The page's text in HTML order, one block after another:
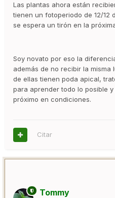
Las plantas ahora están
tienen un fotoperiodo de 12/12
se espera un tirón en la
Soy novato por eso la
además de no recibir la misma
de ellas tienen poda apical,
para aprender todo lo posible
próximo en condiciones.
Citar
Tommy